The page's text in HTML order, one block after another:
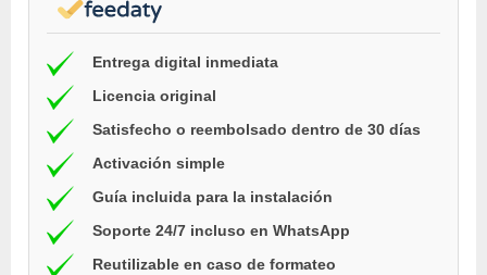
Entrega digital inmediata
Licencia original
Satisfecho o reembolsado dentro de 30 días
Activación simple
Guía incluida para la instalación
Soporte 24/7 incluso en WhatsApp
Reutilizable en caso de formateo